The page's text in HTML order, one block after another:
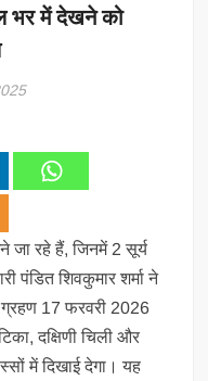
भर में देखने को
रहे हैं, जिनमें 2 सूर्य
पंडित शिवकुमार शर्मा ने
ग्रहण 17 फरवरी 2026
दक्षिणी चिली और
में दिखाई देगा। यह